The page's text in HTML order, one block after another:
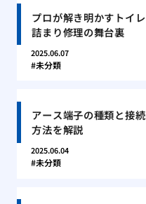
プロが解き明かすトイレ
詰まり修理の舞台裏
2025.06.07
未分類
アース端子の種類と接続
方法を解説
2025.06.04
未分類